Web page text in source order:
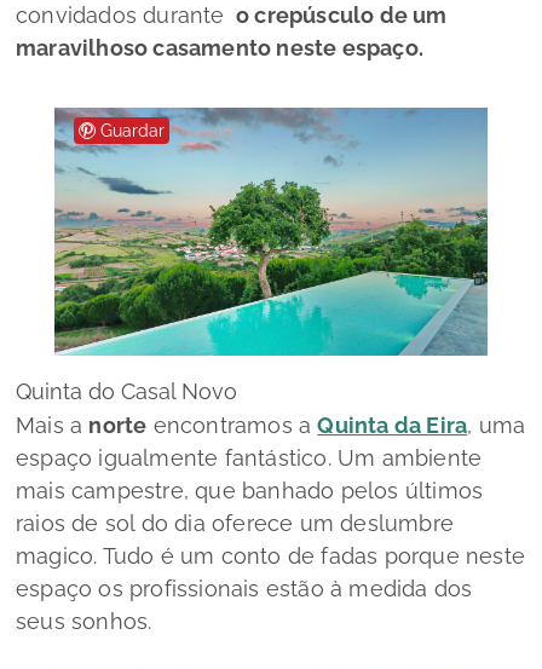
convidados durante o crepúsculo de um
maravilhoso casamento neste espaço.
Guardar
Quinta do Casal Novo
Mais a norte encontramos aQuinta da Eira, uma
espaço igualmente fantástico. Um ambiente
mais campestre, que banhado pelos últimos
raios de sol do dia oferece um deslumbre
magico. Tudo é um conto de fadas porque neste
espaço os profissionais estão à medida dos
seus sonhos.